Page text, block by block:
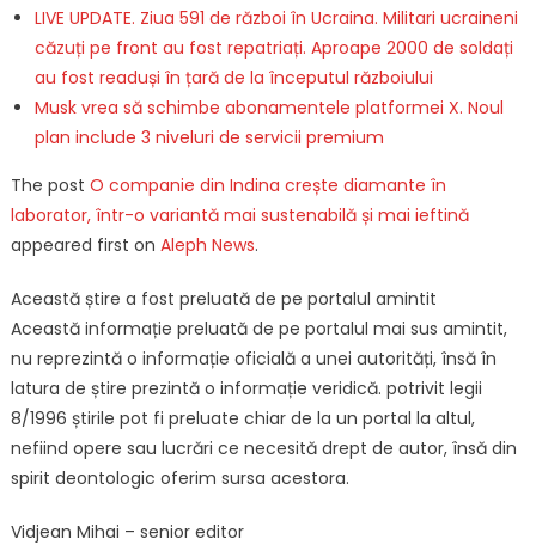
LIVE UPDATE. Ziua 591 de război în Ucraina. Militari ucraineni
căzuți pe front au fost repatriați. Aproape 2000 de soldați
au fost readuși în țară de la începutul războiului
Musk vrea să schimbe abonamentele platformei X. Noul
plan include 3 niveluri de servicii premium
The post O companie din Indina crește diamante în
laborator, într-o variantă mai sustenabilă și mai ieftină
appeared first on Aleph News.
Această știre a fost preluată de pe portalul amintit
Această informație preluată de pe portalul mai sus amintit,
nu reprezintă o informație oficială a unei autorități, însă în
latura de știre prezintă o informație veridică. potrivit legii
8/1996 știrile pot fi preluate chiar de la un portal la altul,
nefiind opere sau lucrări ce necesită drept de autor, însă din
spirit deontologic oferim sursa acestora.
Vidjean Mihai – senior editor